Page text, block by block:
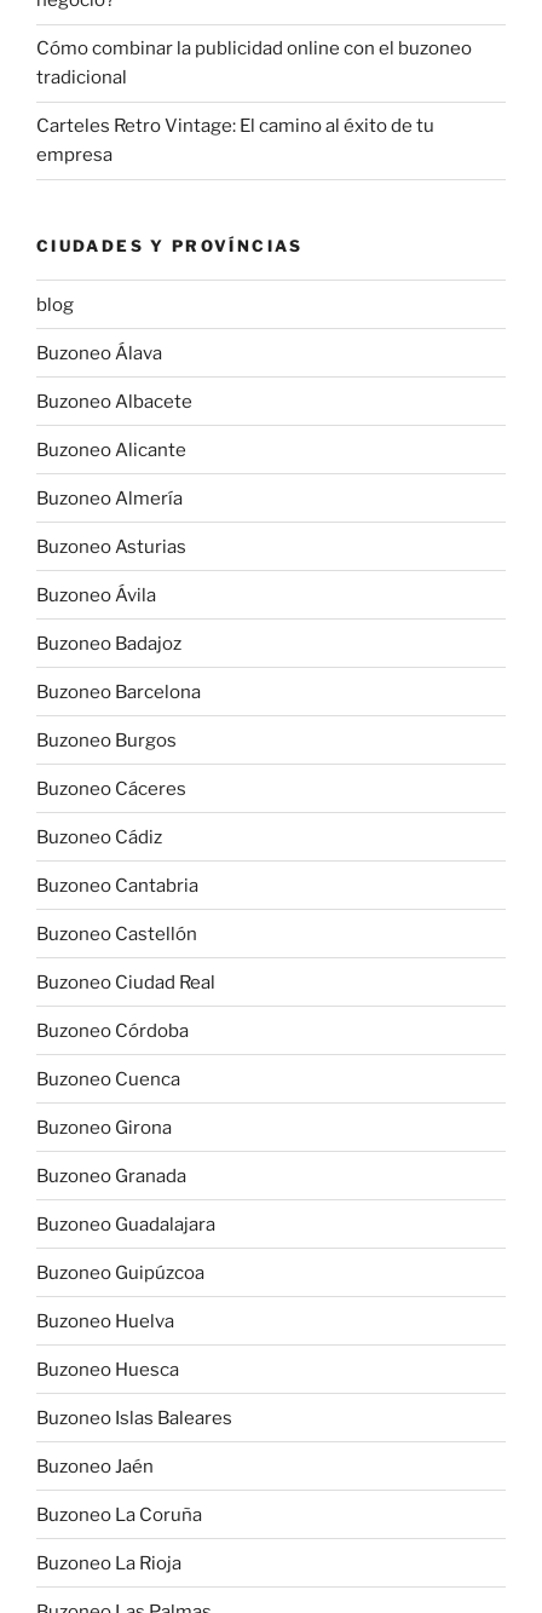
Cómo combinar la publicidad online con el buzoneo
tradicional
Carteles Retro Vintage: El camino al éxito de tu
empresa
CIUDADES Y PROVÍNCIAS
blog
Buzoneo Álava
Buzoneo Albacete
Buzoneo Alicante
Buzoneo Almería
Buzoneo Asturias
Buzoneo Ávila
Buzoneo Badajoz
Buzoneo Barcelona
Buzoneo Burgos
Buzoneo Cáceres
Buzoneo Cádiz
Buzoneo Cantabria
Buzoneo Castellón
Buzoneo Ciudad Real
Buzoneo Córdoba
Buzoneo Cuenca
Buzoneo Girona
Buzoneo Granada
Buzoneo Guadalajara
Buzoneo Guipúzcoa
Buzoneo Huelva
Buzoneo Huesca
Buzoneo Islas Baleares
Buzoneo Jaén
Buzoneo La Coruña
Buzoneo La Rioja